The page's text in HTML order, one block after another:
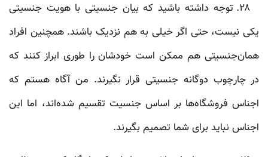
۲۸. توجه داشته باشید که بیان جنسیتی با هویت جنسیتی
یکی نیست، حتی اگر خیلی به هم نزدیک باشند. همچنین افراد
همان‌جنسیتی هم ممکن است خودشان را طوری ابراز کنند که
در چارچوب دوگانه جنسیتی قرار نگیرند. من آگاه هستم که
اجناس فروشگاه‌ها بر اساس جنسیت تقسیم شده‌اند، اما این
اجناس نباید برای شما تصمیم بگیرند.